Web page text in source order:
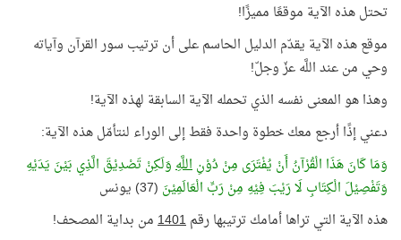
تحتل هذه الآية موقعًا مميزًا!
موقع هذه الآية يقدّم الدليل الحاسم على أن ترتيب سور القرآن وآياته
وحي من عند اللَّه عزّ وجلّ!
وهذا هو المعنى نفسه الذي تحمله الآية السابقة لهذه الآية!
دعني إذًا أرجع معك خطوة واحدة فقط إلى الوراء لنتأمّل هذه الآية:
وَمَا كَانَ هَذَا الْقُرْآنُ أَنْ يُفْتَرَى مِنْ دُوْنِاللَّهِوَلَكِنْ تَصْدِيْقَ الَّذِي بَيْنَ يَدَيْهِ
وَتَفْصِيْلَ الْكِتَابِ لَا رَيْبَ فِيْهِ مِنْ رَبِّ الْعَالَمِيْنَ (37) يونس
هذه الآية التي تراها أمامك ترتيبها رقم1401من بداية المصحف!